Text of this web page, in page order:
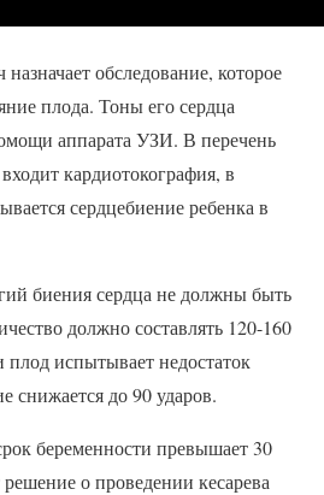
обследование, которое
плода. Тоны его сердца
аппарата УЗИ. В перечень
кардиотокография, в
сердцебиение ребенка в
биения сердца не должны быть
должно составлять 120-160
испытывает недостаток
снижается до 90 ударов.
беременности превышает 30
о проведении кесарева